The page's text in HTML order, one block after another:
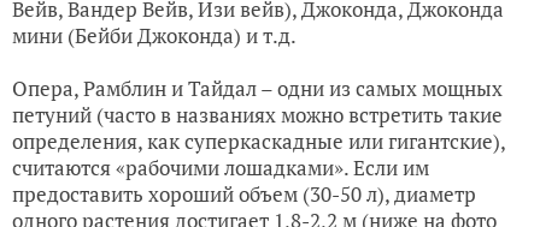
Вейв, Вандер Вейв, Изи вейв), Джоконда, Джоконда
мини (Бейби Джоконда) и т.д.
Опера, Рамблин и Тайдал – одни из самых мощных
петуний (часто в названиях можно встретить такие
определения, как суперкаскадные или гигантские),
считаются «рабочими лошадками». Если им
предоставить хороший объем (30-50 л), диаметр
одного растения достигает 1,8-2,2 м (ниже на фото